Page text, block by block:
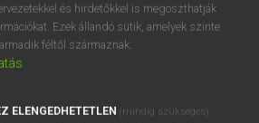
OFFICE BŐVÍTMÉNY
SZÓTÁRMODUL
NYELVVIZSGA
FELHASZNÁLÓKNAK
és hirdetőkkel is megoszthatják
Ezek állandó sütik, amelyek szinte
féltől származnak.
ELENGEDHETETLEN (mindig szükséges)